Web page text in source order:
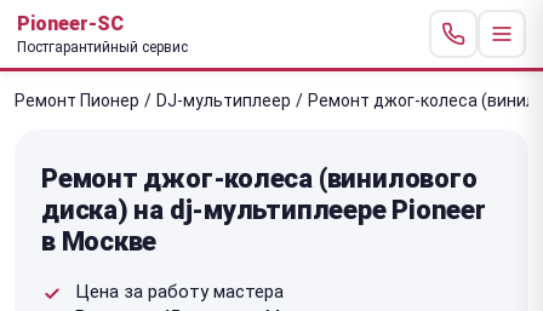
Pioneer-SC
Постгарантийный сервис
Ремонт Пионер / DJ-мультиплеер / Ремонт джог-колеса
Ремонт джог-колеса (винилового
диска) на dj-мультиплеере Pioneer
в Москве
Цена за работу мастера